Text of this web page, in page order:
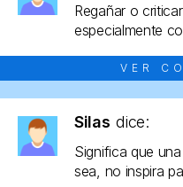
Regañar o
especialmente
VER
Silas dice:
Significa que
sea, no inspira